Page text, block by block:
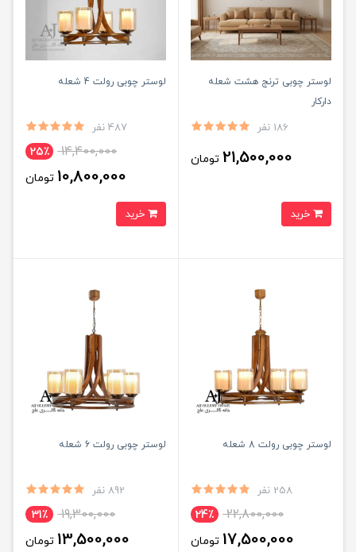
لوستر چوبی ترنج هشت شعله
دارکار
186 نفر
21,500,000 تومان
لوستر چوبی رولت 4 شعله
487 نفر
14,400,000 25٪
10,800,000 تومان
لوستر چوبی رولت 8 شعله
258 نفر
22,800,000 24٪
17,500,000 تومان
لوستر چوبی رولت 6 شعله
892 نفر
19,300,000 31٪
13,500,000 تومان